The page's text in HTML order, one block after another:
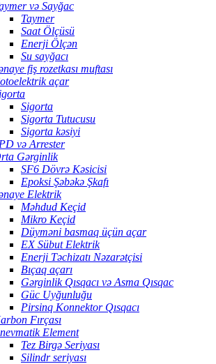
və Sayğac
Taymer
Saat Ölçüsü
Enerji Ölçən
Su sayğacı
fiş rozetkası muftası
açar
Sigorta
Sigorta Tutucusu
Sigorta kəsiyi
və Arrester
Gərginlik
SF6 Dövrə Kəsicisi
Epoksi Şəbəkə Şkafı
Elektrik
Məhdud Keçid
Mikro Keçid
Düyməni basmaq üçün açar
EX Sübut Elektrik
Enerji Təchizatı Nəzarətçisi
Bıçaq açarı
Gərginlik Qısqacı və Asma Qısqac
Güc Uyğunluğu
Pirsinq Konnektor Qısqacı
Fırçası
Element
Tez Birgə Seriyası
Silindr seriyası